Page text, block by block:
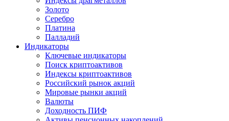
Золото
Серебро
Платина
Палладий
Индикаторы
Ключевые индикаторы
Поиск криптоактивов
Индексы криптоактивов
Российский рынок акций
Мировые рынки акций
Валюты
Доходность ПИФ